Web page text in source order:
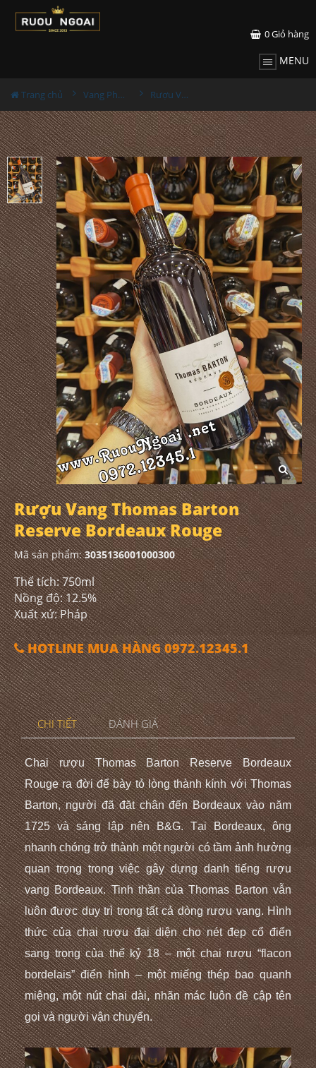
0Giỏ hàng
MENU
Trang chủ Vang Pháp Rượu Vang Thomas Barton Reserve Bordeaux Rouge
Rượu Vang Thomas Barton
Reserve Bordeaux Rouge
Mã sản phẩm:3035136001000300
Thể tích: 750ml
Nồng độ: 12.5%
Xuất xứ: Pháp
HOTLINE MUA HÀNG 0972.12345.1
CHI TIẾT ĐÁNH GIÁ
Chai rượu Thomas Barton Reserve Bordeaux
Rouge ra đời để bày tỏ lòng thành kính với Thomas
Barton, người đã đặt chân đến Bordeaux vào năm
1725 và sáng lập nên B&G. Tại Bordeaux, ông
nhanh chóng trở thành một người có tầm ảnh hưởng
quan trọng trong việc gây dựng danh tiếng rượu
vang Bordeaux. Tinh thần của Thomas Barton vẫn
luôn được duy trì trong tất cả dòng rượu vang. Hình
thức của chai rượu đại diện cho nét đẹp cổ điển
sang trọng của thế kỷ 18 – một chai rượu “flacon
bordelais” điển hình – một miếng thép bao quanh
miệng, một nút chai dài, nhãn mác luôn đề cập tên
gọi và người vận chuyển.